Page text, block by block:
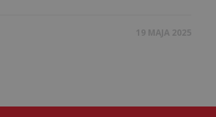
19 MAJA 2025